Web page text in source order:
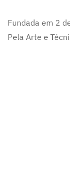
Fundada em 2
Pela Arte e